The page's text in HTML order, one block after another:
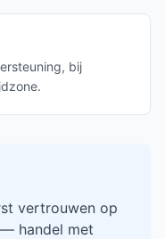
bij
vertrouwen op
handel met